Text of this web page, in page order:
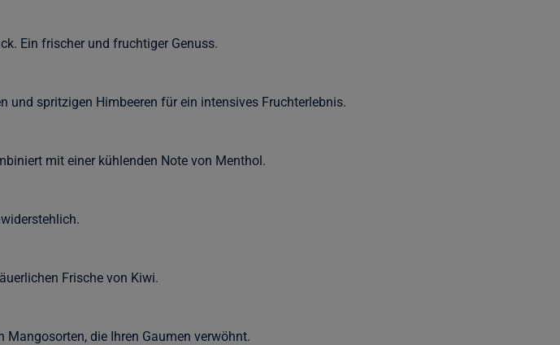
Ein frischer und fruchtiger Genuss.
und spritzigen Himbeeren für ein intensives Fruchterlebnis.
mit einer kühlenden Note von Menthol.
Frische von Kiwi.
die Ihren Gaumen verwöhnt.